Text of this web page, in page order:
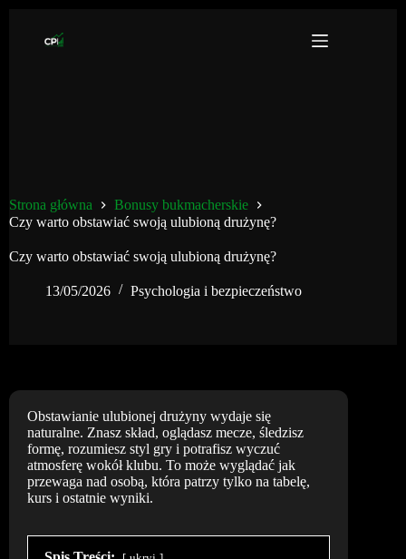
Strona główna
Bonusy bukmacherskie
Czy warto obstawiać swoją ulubioną drużynę?
Czy warto obstawiać swoją ulubioną drużynę?
13/05/2026 Psychologia i bezpieczeństwo
Obstawianie ulubionej drużyny wydaje się
naturalne. Znasz skład, oglądasz mecze, śledzisz
formę, rozumiesz styl gry i potrafisz wyczuć
atmosferę wokół klubu. To może wyglądać jak
przewaga nad osobą, która patrzy tylko na tabelę,
kurs i ostatnie wyniki.